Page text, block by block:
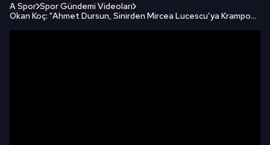
A Spor Spor Gündemi Videoları
Okan Koç: "Ahmet Dursun, Sinirden Mircea Lucescu’ya Krampon Fırlattı!" / A Spor / Spor Ajansı